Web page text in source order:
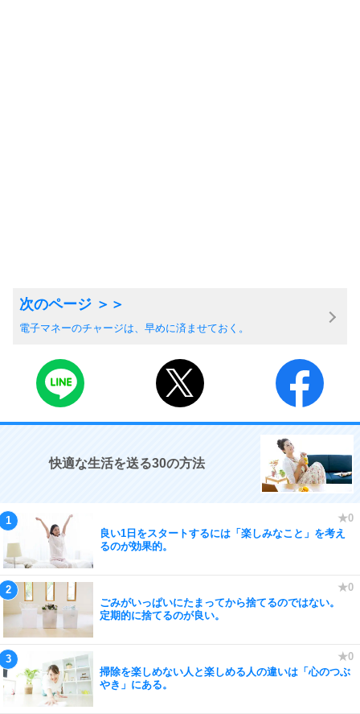
電子マネーのチャージは、早めに済ませておく。
快適な生活を送る30の方法
良い1日をスタートするには「楽しみなこと」を考え
るのが効果的。
ごみがいっぱいにたまってから捨てるのではない。
定期的に捨てるのが良い。
掃除を楽しめない人と楽しめる人の違いは「心のつぶ
やき」にある。